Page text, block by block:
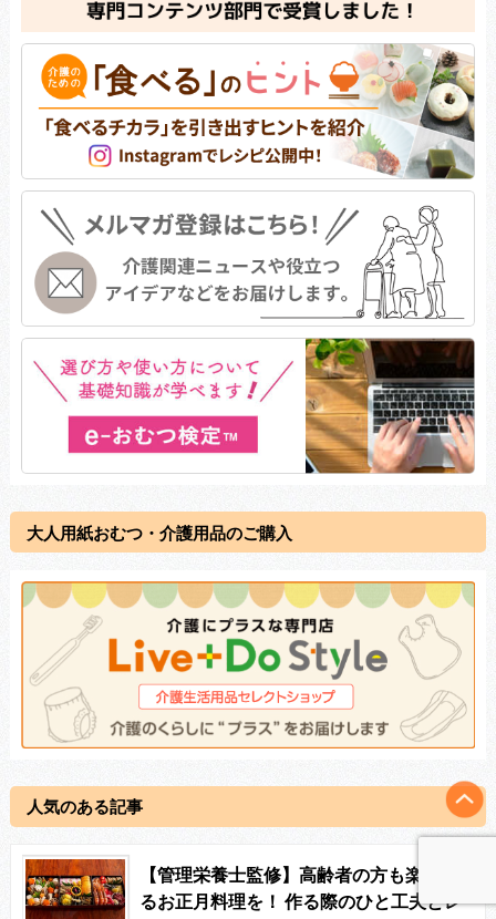
大人用紙おむつ・介護用品のご購入
人気のある記事
【管理栄養士監修】高齢者の方も楽しめ
るお正月料理を！ 作る際のひと工夫とレ